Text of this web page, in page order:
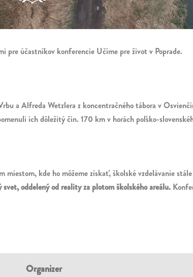
pre účastníkov konferencie Učíme pre život v Poprade.
a Alfreda Wetzlera z koncentračného tábora v
ich dôležitý čin. 170 km v horách poľsko-
miestom, kde ho môžeme získať, školské vzdelávanie
oddelený od reality za plotom školského areálu.
Organizer